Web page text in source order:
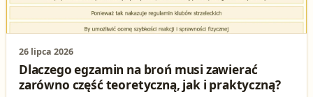
26 lipca 2026
Dlaczego egzamin na broń musi zawierać
zarówno część teoretyczną, jak i praktyczną?